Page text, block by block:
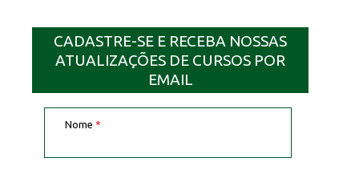
CADASTRE-SE E RECEBA NOSSAS
ATUALIZAÇÕES DE CURSOS POR
EMAIL
Nome *